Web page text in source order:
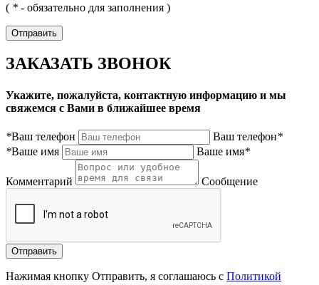
( * - обязательно для заполнения )
ЗАКАЗАТЬ ЗВОНОК
Укажите, пожалуйста, контактную информацию и мы
свяжемся с Вами в ближайшее время
*Ваш телефон Ваш телефон*
*Ваше имя Ваше имя*
Комментарий Сообщение
Нажимая кнопку Отправить, я соглашаюсь с Политикой